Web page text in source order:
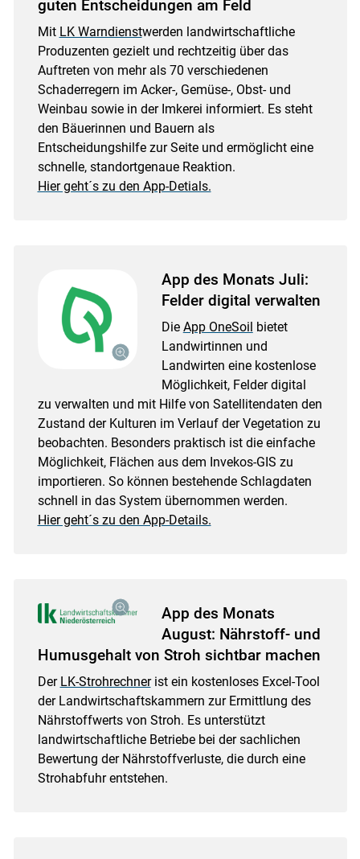
guten Entscheidungen am Feld
Mit LK Warndienstwerden landwirtschaftliche
Produzenten gezielt und rechtzeitig über das
Auftreten von mehr als 70 verschiedenen
Schaderregern im Acker-, Gemüse-, Obst- und
Weinbau sowie in der Imkerei informiert. Es steht
den Bäuerinnen und Bauern als
Entscheidungshilfe zur Seite und ermöglicht eine
schnelle, standortgenaue Reaktion.
Hier geht´s zu den App-Detials.
App des Monats Juli:
Felder digital verwalten
Die App OneSoil bietet
Landwirtinnen und
Landwirten eine kostenlose
Möglichkeit, Felder digital
zu verwalten und mit Hilfe von Satellitendaten den
Zustand der Kulturen im Verlauf der Vegetation zu
beobachten. Besonders praktisch ist die einfache
Möglichkeit, Flächen aus dem Invekos-GIS zu
importieren. So können bestehende Schlagdaten
schnell in das System übernommen werden.
Hier geht´s zu den App-Details.
App des Monats
August: Nährstoff- und
Humusgehalt von Stroh sichtbar machen
Der LK-Strohrechnerist ein kostenloses Excel-Tool
der Landwirtschaftskammern zur Ermittlung des
Nährstoffwerts von Stroh. Es unterstützt
landwirtschaftliche Betriebe bei der sachlichen
Bewertung der Nährstoffverluste, die durch eine
Strohabfuhr entstehen.